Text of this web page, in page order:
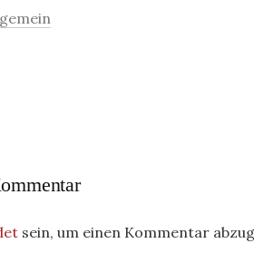
sein, um einen Kommentar